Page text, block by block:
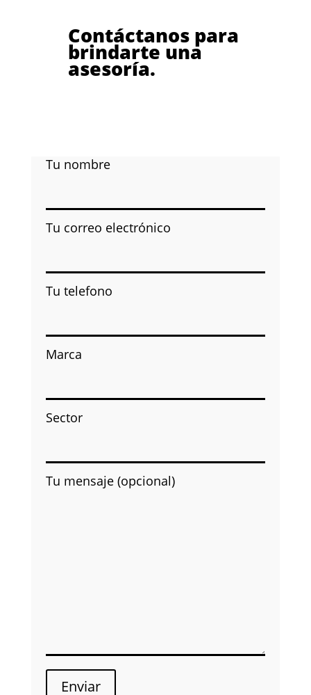
Contáctanos para
brindarte una
asesoría.
Tu nombre
Tu correo electrónico
Tu telefono
Marca
Sector
Tu mensaje (opcional)
Enviar